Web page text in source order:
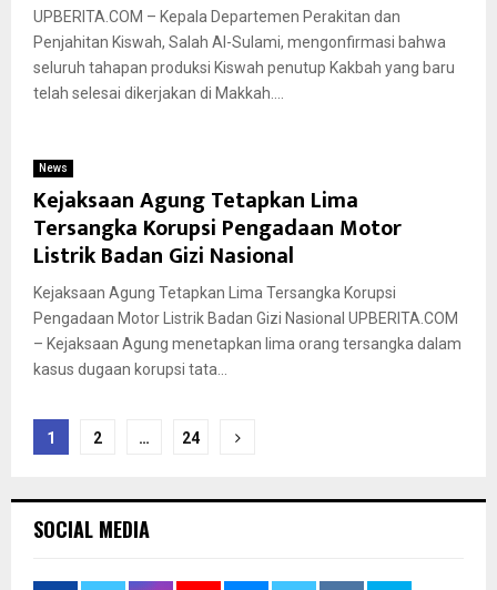
UPBERITA.COM – Kepala Departemen Perakitan dan
Penjahitan Kiswah, Salah Al-Sulami, mengonfirmasi bahwa
seluruh tahapan produksi Kiswah penutup Kakbah yang baru
telah selesai dikerjakan di Makkah....
News
Kejaksaan Agung Tetapkan Lima
Tersangka Korupsi Pengadaan Motor
Listrik Badan Gizi Nasional
Kejaksaan Agung Tetapkan Lima Tersangka Korupsi
Pengadaan Motor Listrik Badan Gizi Nasional UPBERITA.COM
– Kejaksaan Agung menetapkan lima orang tersangka dalam
kasus dugaan korupsi tata...
Paginasi
1 2 … 24
SOCIAL MEDIA